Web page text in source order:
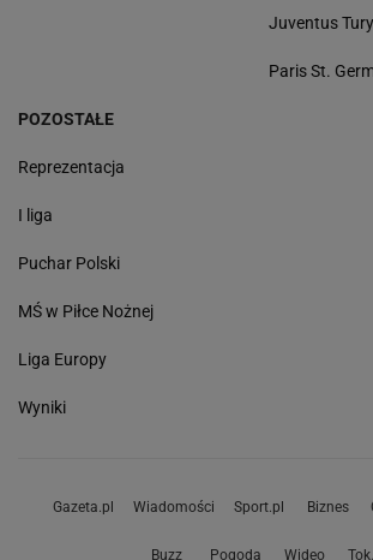
Juventus
Paris St.
POZOSTAŁE
Reprezentacja
I liga
Puchar Polski
MŚ w Piłce Nożnej
Liga Europy
Wyniki
Gazeta.pl Wiadomości Sport.pl Biznes
Buzz Pogoda Wideo